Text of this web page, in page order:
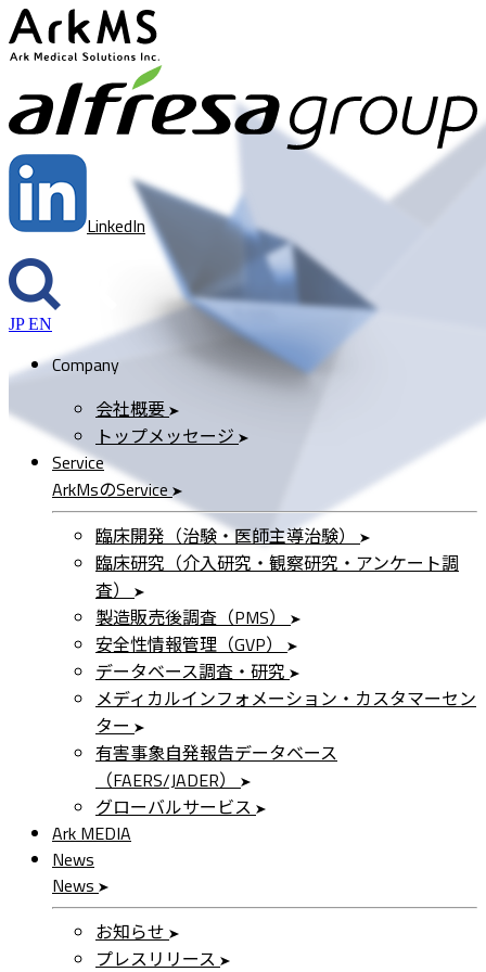
LinkedIn
JP EN
Company
会社概要
トップメッセージ
Service
ArkMsのService
臨床開発（治験・医師主導治験）
臨床研究（介入研究・観察研究・アンケート調
査）
製造販売後調査（PMS）
安全性情報管理（GVP）
データベース調査・研究
メディカルインフォメーション・カスタマーセン
ター
有害事象自発報告データベース
（FAERS/JADER）
グローバルサービス
Ark MEDIA
News
News
お知らせ
プレスリリース